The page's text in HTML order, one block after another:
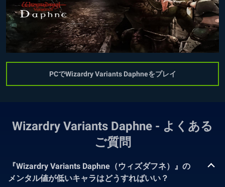
PCでWizardry Variants Daphneをプレイ
Wizardry Variants Daphne - よくある
ご質問
『Wizardry Variants Daphne（ウィズダフネ）』の
メンタル値が低いキャラはどうすればいい？